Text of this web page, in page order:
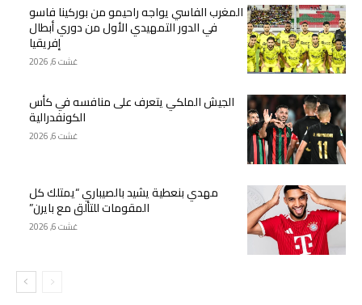
المغرب الفاسي يواجه راحيمو من بوركينا فاسو
في الدور التمهيدي الأول من دوري أبطال
إفريقيا
غشت 6, 2026
الجيش الملكي يتعرف على منافسه في كأس
الكونفدرالية
غشت 6, 2026
مهدي بنعطية يشيد بالصيباري “يمتلك كل
المقومات للتألق مع بايرن”
غشت 6, 2026